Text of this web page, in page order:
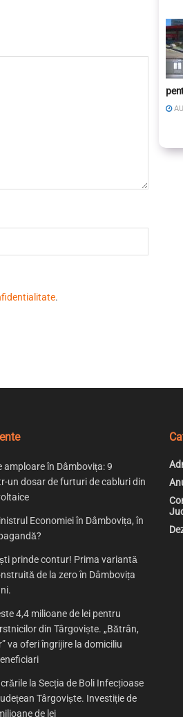
.
amploare în Dâmbovița: 9
un dosar de furturi de cabluri din
Economiei în Dâmbovița, în
prinde contur! Prima variantă
de la zero în Dâmbovița
4,4 milioane de lei pentru
din Târgoviște. „Bătrân,
va oferi îngrijire la domiciliu
la Secția de Boli Infecțioase
Târgoviște. Investiție de
de lei